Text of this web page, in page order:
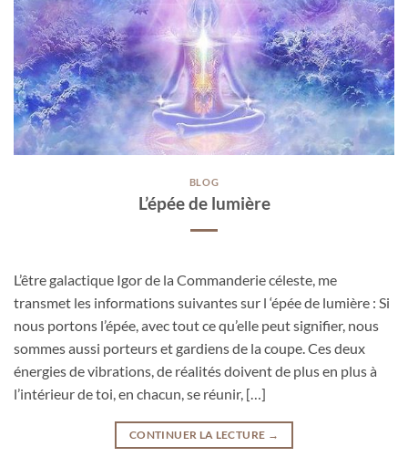
BLOG
L’épée de lumière
L’être galactique Igor de la Commanderie céleste, me
transmet les informations suivantes sur l ‘épée de lumière : Si
nous portons l’épée, avec tout ce qu’elle peut signifier, nous
sommes aussi porteurs et gardiens de la coupe. Ces deux
énergies de vibrations, de réalités doivent de plus en plus à
l’intérieur de toi, en chacun, se réunir, […]
CONTINUER LA LECTURE →